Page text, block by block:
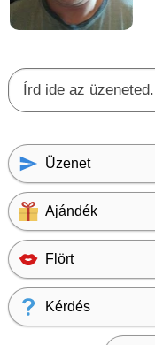
Üzenet
Ajándék
Flört
Kérdés